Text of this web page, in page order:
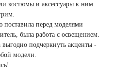
костюмы и аксессуары к ним.
поставила перед моделями
была работа с освещением.
подчеркнуть акценты -
модели.